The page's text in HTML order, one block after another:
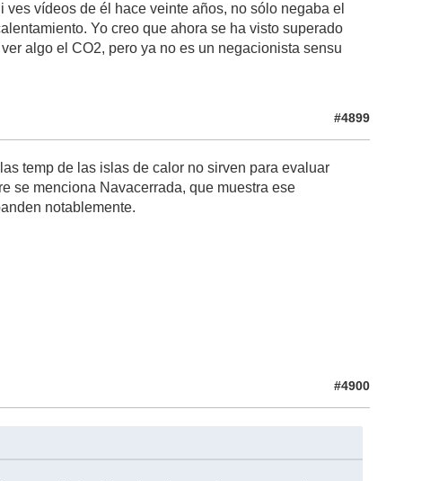
vídeos de él hace veinte años, no sólo negaba el
Yo creo que ahora se ha visto superado
algo el CO2, pero ya no es un negacionista sensu
#4899
temp de las islas de calor no sirven para evaluar
se menciona Navacerrada, que muestra ese
notablemente.
#4900